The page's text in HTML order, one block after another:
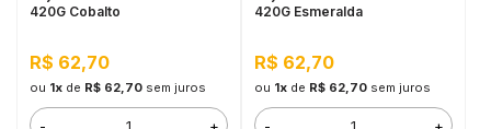
420G Cobalto
R$ 62,70
ou 1xde R$ 62,70 sem juros
420G Esmeralda
R$ 62,70
ou 1xde R$ 62,70 sem juros